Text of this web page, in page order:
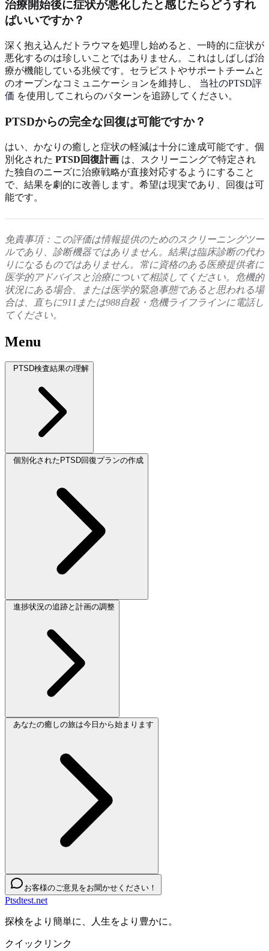
治療開始後に症状が悪化したと感じたらどうすれ
ばいいですか？
深く抱え込んだトラウマを処理し始めると、一時的に症状が
悪化するのは珍しいことではありません。これはしばしば治
療が機能している兆候です。セラピストやサポートチームと
のオープンなコミュニケーションを維持し、 当社のPTSD評
価 を使用してこれらのパターンを追跡してください。
PTSDからの完全な回復は可能ですか？
はい、かなりの癒しと症状の軽減は十分に達成可能です。個
別化された PTSD回復計画 は、スクリーニングで特定され
た独自のニーズに治療戦略が直接対応するようにすること
で、結果を劇的に改善します。希望は現実であり、回復は可
能です。
免責事項：この評価は情報提供のためのスクリーニングツー
ルであり、診断機器ではありません。結果は臨床診断の代わ
りになるものではありません。常に資格のある医療提供者に
医学的アドバイスと治療について相談してください。危機的
状況にある場合、または医学的緊急事態であると思われる場
合は、直ちに911または988自殺・危機ライフラインに電話し
てください。
Menu
PTSD検査結果の理解
個別化されたPTSD回復プランの作成
進捗状況の追跡と計画の調整
あなたの癒しの旅は今日から始まります
お客様のご意見をお聞かせください！
Ptsdtest.net
探検をより簡単に、人生をより豊かに。
クイックリンク